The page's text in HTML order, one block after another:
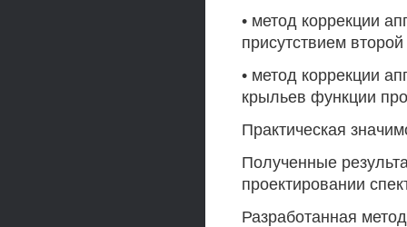
• метод коррекции
присутствием
• метод коррекции
крыльев функции
Практическая
Полученные
проектировании
Разработанная